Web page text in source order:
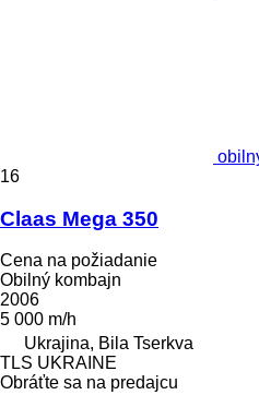
16
Claas Mega 350
Cena na požiadanie
Obilný kombajn
2006
5 000 m/h
Ukrajina, Bila Tserkva
TLS UKRAINE
Obráťte sa na predajcu